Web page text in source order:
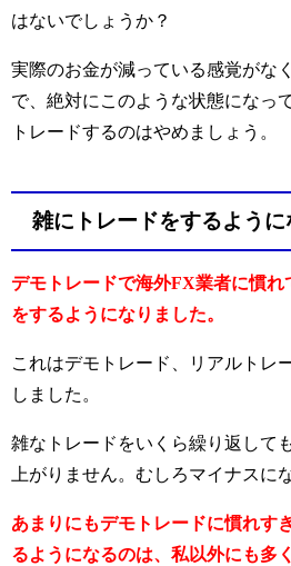
はないでしょうか？
実際のお金が減っている感覚がな
で、絶対にこのような状態になっ
トレードするのはやめましょう。
雑にトレードをするように
デモトレードで海外FX業者に慣れ
をするようになりました。
これはデモトレード、リアルトレ
しました。
雑なトレードをいくら繰り返して
上がりません。むしろマイナスに
あまりにもデモトレードに慣れす
るようになるのは、私以外にも多